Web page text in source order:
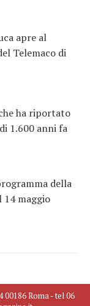
apre al
Telemaco di
ha riportato
1.600 anni fa
della
14 maggio
Roma - tel 06